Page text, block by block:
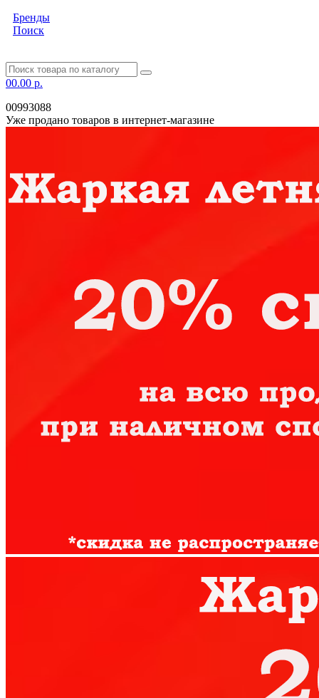
Бренды
Поиск
00.00 р.
00993088
Уже продано товаров в интернет-магазине